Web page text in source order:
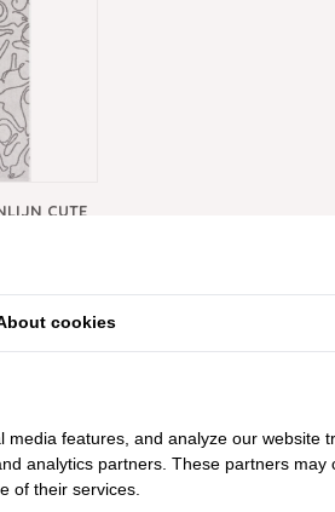
CUTE
cookies
features, and analyze our website
analytics partners. These partners may
of their services.